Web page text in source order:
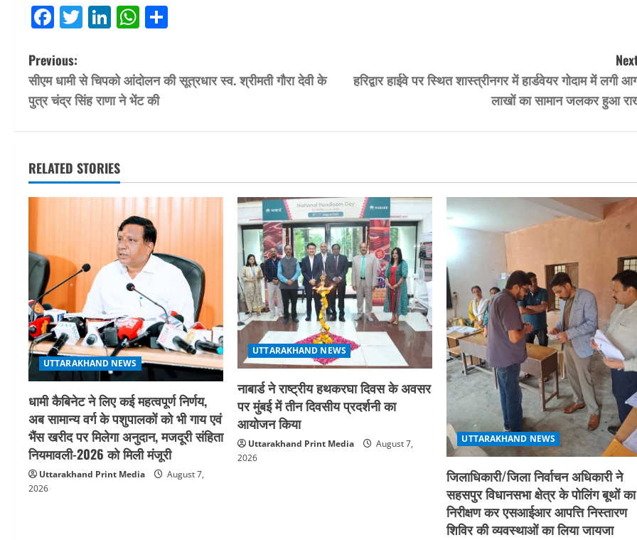
Facebook
Twitter
LinkedIn
WhatsApp
P
o
n
v
i
g
a
t
i
o
n
Previous:
सीएम धामी से चिपको आंदोलन की सूत्रधार स्व. श्रीमती गौरा देवी के
पुत्र चंद्र सिंह राणा ने भेंट की
हरिद्वार हाईवे पर स्थित शास्त्रीनगर में हार्डवेयर गोदाम में लगी
लाखों का सामान जलकर हुआ
RELATED STORIES
UTTARAKHAND NEWS
धामी कैबिनेट ने लिए कई महत्वपूर्ण निर्णय,
अब सामान्य वर्ग के पशुपालकों को भी गाय एवं
भैंस खरीद पर मिलेगा अनुदान, मजदूरी संहिता
नियमावली-2026 को मिली मंजूरी
Uttarakhand Print Media
August 7,
2026
UTTARAKHAND NEWS
नाबार्ड ने राष्ट्रीय हथकरघा दिवस के अवसर
पर मुंबई में तीन दिवसीय प्रदर्शनी का
आयोजन किया
Uttarakhand Print Media
August 7,
2026
UTTARAKHAND NEWS
जिलाधिकारी/जिला निर्वाचन अधिकारी ने
सहसपुर विधानसभा क्षेत्र के पोलिंग बूथों का
निरीक्षण कर एसआईआर आपत्ति निस्तारण
शिविर की व्यवस्थाओं का लिया जायजा